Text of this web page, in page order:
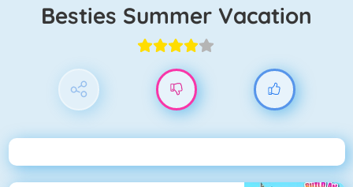
Besties Summer Vacation